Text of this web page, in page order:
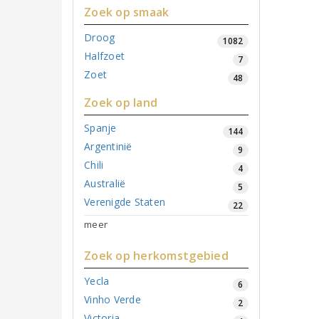
Zoek op smaak
Droog 1082
Halfzoet 7
Zoet 48
Zoek op land
Spanje 144
Argentinië 9
Chili 4
Australië 5
Verenigde Staten 22
meer
Zoek op herkomstgebied
Yecla 6
Vinho Verde 2